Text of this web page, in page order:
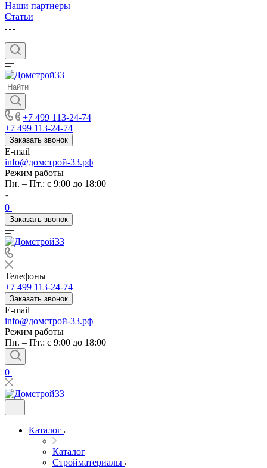
Наши партнеры
Статьи
+7 499 113-24-74
+7 499 113-24-74
Заказать звонок
E-mail
info@домстрой-33.рф
Режим работы
Пн. – Пт.: с 9:00 до 18:00
0
Заказать звонок
Телефоны
+7 499 113-24-74
Заказать звонок
E-mail
info@домстрой-33.рф
Режим работы
Пн. – Пт.: с 9:00 до 18:00
0
Каталог
Каталог
Стройматериалы